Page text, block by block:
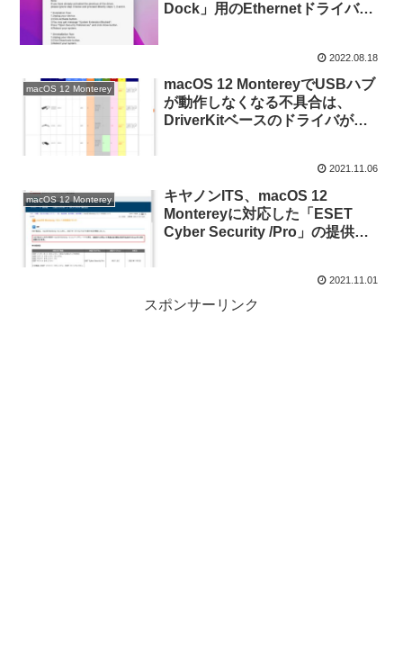
Dock」用のEthernetドライバを
2022.08.18
macOS 12 Monterey
macOS 12 MontereyでUSBハブ
が動作しなくなる不具合は、
DriverKitベースのドライバが
2021.11.06
macOS 12 Monterey
キヤノンITS、macOS 12
Montereyに対応した「ESET
Cyber Security /Pro」の提供を
2021.11.01
スポンサーリンク